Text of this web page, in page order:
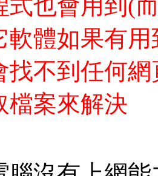
式也會用到(
軟體如果有
找不到任何
檔案來解決